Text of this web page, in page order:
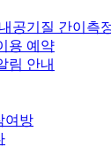
공기질 간이측
용 예약
림 안내
여방